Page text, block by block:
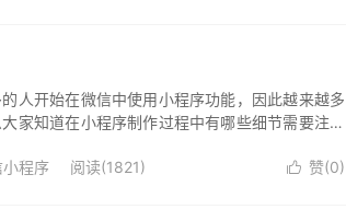
人开始在微信中使用小程序功能，因此越来越多
家知道在小程序制作过程中有哪些细节需要注意
程序 阅读(1821)  赞(0)